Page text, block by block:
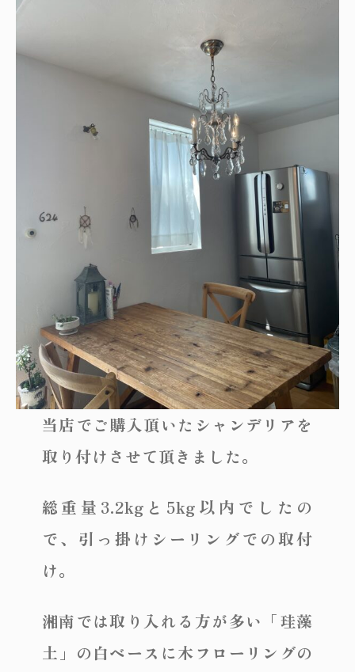
当店でご購入頂いたシャンデリアを
取り付けさせて頂きました。
総重量3.2kgと5kg以内でしたの
で、引っ掛けシーリングでの取付
け。
湘南では取り入れる方が多い「珪藻
土」の白ベースに木フローリングの